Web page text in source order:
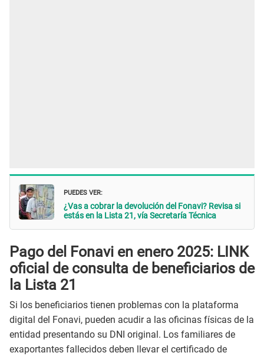
PUEDES VER:
¿Vas a cobrar la devolución del Fonavi? Revisa si
estás en la Lista 21, vía Secretaría Técnica
Pago del Fonavi en enero 2025: LINK
oficial de consulta de beneficiarios de
la Lista 21
Si los beneficiarios tienen problemas con la plataforma
digital del Fonavi, pueden acudir a las oficinas físicas de la
entidad presentando su DNI original. Los familiares de
exaportantes fallecidos deben llevar el certificado de